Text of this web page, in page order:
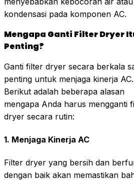
kondensasi pada komponen AC.
Mengapa Ganti Filter Dryer
Penting?
Ganti filter dryer secara berkala
penting untuk menjaga kinerja AC.
Berikut adalah beberapa alasan
mengapa Anda harus mengganti
dryer secara rutin:
1. Menjaga Kinerja AC
Filter dryer yang bersih dan
dengan baik akan memastikan